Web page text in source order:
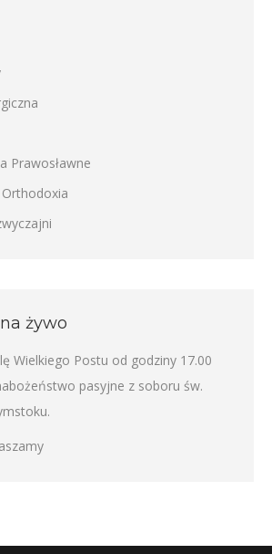
Prawosławne
Orthodoxia
żywo
Wielkiego Postu od godziny 17.00
pasyjne z soboru św.